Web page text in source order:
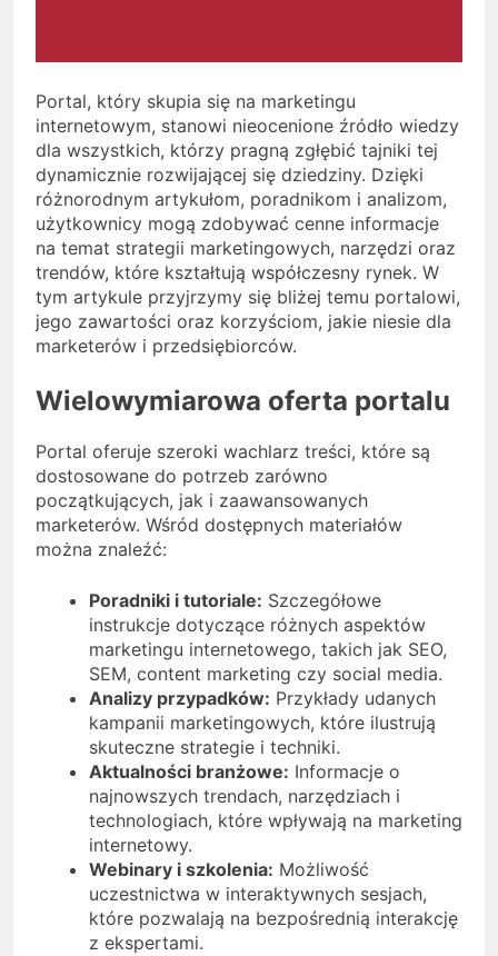
Portal, który skupia się na marketingu
internetowym, stanowi nieocenione źródło wiedzy
dla wszystkich, którzy pragną zgłębić tajniki tej
dynamicznie rozwijającej się dziedziny. Dzięki
różnorodnym artykułom, poradnikom i analizom,
użytkownicy mogą zdobywać cenne informacje
na temat strategii marketingowych, narzędzi oraz
trendów, które kształtują współczesny rynek. W
tym artykule przyjrzymy się bliżej temu portalowi,
jego zawartości oraz korzyściom, jakie niesie dla
marketerów i przedsiębiorców.
Wielowymiarowa oferta portalu
Portal oferuje szeroki wachlarz treści, które są
dostosowane do potrzeb zarówno
początkujących, jak i zaawansowanych
marketerów. Wśród dostępnych materiałów
można znaleźć:
Poradniki i tutoriale: Szczegółowe
instrukcje dotyczące różnych aspektów
marketingu internetowego, takich jak SEO,
SEM, content marketing czy social media.
Analizy przypadków: Przykłady udanych
kampanii marketingowych, które ilustrują
skuteczne strategie i techniki.
Aktualności branżowe: Informacje o
najnowszych trendach, narzędziach i
technologiach, które wpływają na marketing
internetowy.
Webinary i szkolenia: Możliwość
uczestnictwa w interaktywnych sesjach,
które pozwalają na bezpośrednią interakcję
z ekspertami.